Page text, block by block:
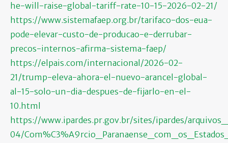
he-will-raise-global-tariff-rate-10-15-2026-02-21/
https://www.sistemafaep.org.br/tarifaco-dos-eua-
pode-elevar-custo-de-producao-e-derrubar-
precos-internos-afirma-sistema-faep/
https://elpais.com/internacional/2026-02-
21/trump-eleva-ahora-el-nuevo-arancel-global-
al-15-solo-un-dia-despues-de-fijarlo-en-el-
10.html
https://www.ipardes.pr.gov.br/sites/ipardes/
04/